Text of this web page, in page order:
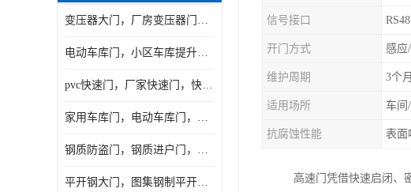
抗爆门
快速门
变压器大门，厂房变压器门，配电所钢大门，变压器室钢大门
电动车库门，小区车库提升门，安徽提升门厂家，工业滑升门
pvc快速门，厂家快速门，快速卷帘门，感应快速门
家用车库门，电动车库门，车库滑升门，车库门安装
钢质防盗门，钢质进户门，钢质非标门厂家
平开钢大门，图集钢制平开门，厂房平开大门
信号接口
开门方式 感应
维护周期 3个
适用场所 车间
抗腐蚀性能 表面
高速门凭借快速启闭、